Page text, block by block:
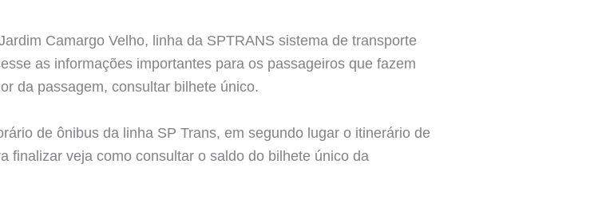
Camargo Velho, linha da SPTRANS sistema de transporte
as informações importantes para os passageiros que fazem
da passagem, consultar bilhete único.
de ônibus da linha SP Trans, em segundo lugar o itinerário de
finalizar veja como consultar o saldo do bilhete único da